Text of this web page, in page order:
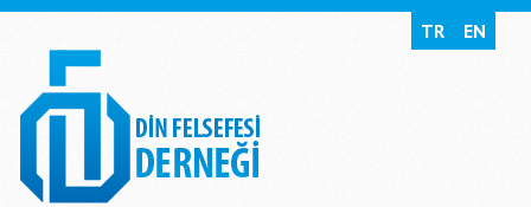
TR EN